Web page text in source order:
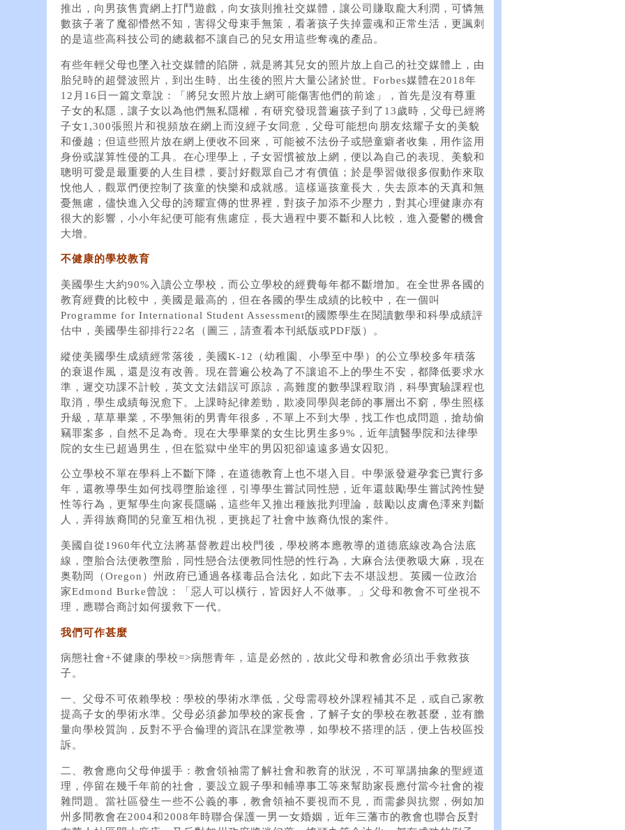
推出，向男孩售賣網上打鬥遊戲，向女孩則推社交媒體，讓公司賺取龐大利潤，可憐無
數孩子著了魔卻懵然不知，害得父母束手無策，看著孩子失掉靈魂和正常生活，更諷刺
的是這些高科技公司的總裁都不讓自己的兒女用這些奪魂的產品。
有些年輕父母也墜入社交媒體的陷阱，就是將其兒女的照片放上自己的社交媒體上，由
胎兒時的超聲波照片，到出生時、出生後的照片大量公諸於世。Forbes媒體在2018年
12月16日一篇文章說：「將兒女照片放上網可能傷害他們的前途」，首先是沒有尊重
子女的私隱，讓子女以為他們無私隱權，有研究發現普遍孩子到了13歲時，父母已經將
子女1,300張照片和視頻放在網上而沒經子女同意，父母可能想向朋友炫耀子女的美貌
和優越；但這些照片放在網上便收不回來，可能被不法份子或戀童癖者收集，用作盜用
身份或謀算性侵的工具。在心理學上，子女習慣被放上網，便以為自己的表現、美貌和
聰明可愛是最重要的人生目標，要討好觀眾自己才有價值；於是學習做很多假動作來取
悅他人，觀眾們便控制了孩童的快樂和成就感。這樣逼孩童長大，失去原本的天真和無
憂無慮，儘快進入父母的誇耀宣傳的世界裡，對孩子加添不少壓力，對其心理健康亦有
很大的影響，小小年紀便可能有焦慮症，長大過程中要不斷和人比較，進入憂鬱的機會
大增。
不健康的學校教育
美國學生大約90%入讀公立學校，而公立學校的經費每年都不斷增加。在全世界各國的
教育經費的比較中，美國是最高的，但在各國的學生成績的比較中，在一個叫
Programme for International Student Assessment的國際學生在閱讀數學和科學成績評
估中，美國學生卻排行22名（圖三，請查看本刊紙版或PDF版）。
縱使美國學生成績經常落後，美國K-12（幼稚園、小學至中學）的公立學校多年積落
的衰退作風，還是沒有改善。現在普遍公校為了不讓追不上的學生不安，都降低要求水
準，遲交功課不計較，英文文法錯誤可原諒，高難度的數學課程取消，科學實驗課程也
取消，學生成績每況愈下。上課時紀律差勁，欺凌同學與老師的事層出不窮，學生照樣
升級，草草畢業，不學無術的男青年很多，不單上不到大學，找工作也成問題，搶劫偷
竊罪案多，自然不足為奇。現在大學畢業的女生比男生多9%，近年讀醫學院和法律學
院的女生已超過男生，但在監獄中坐牢的男囚犯卻遠遠多過女囚犯。
公立學校不單在學科上不斷下降，在道德教育上也不堪入目。中學派發避孕套已實行多
年，還教導學生如何找尋墮胎途徑，引導學生嘗試同性戀，近年還鼓勵學生嘗試跨性變
性等行為，更幫學生向家長隱瞞，這些年又推出種族批判理論，鼓勵以皮膚色澤來判斷
人，弄得族裔間的兒童互相仇視，更挑起了社會中族裔仇恨的案件。
美國自從1960年代立法將基督教趕出校門後，學校將本應教導的道德底線改為合法底
線，墮胎合法便教墮胎，同性戀合法便教同性戀的性行為，大麻合法便教吸大麻，現在
奥勒岡（Oregon）州政府已通過各樣毒品合法化，如此下去不堪設想。英國一位政治
家Edmond Burke曾說：「惡人可以橫行，皆因好人不做事。」父母和教會不可坐視不
理，應聯合商討如何援救下一代。
我們可作甚麼
病態社會+不健康的學校=>病態青年，這是必然的，故此父母和教會必須出手救救孩
子。
一、父母不可依賴學校：學校的學術水準低，父母需尋校外課程補其不足，或自己家教
提高子女的學術水準。父母必須參加學校的家長會，了解子女的學校在教甚麼，並有膽
量向學校質詢，反對不乎合倫理的資訊在課堂教導，如學校不搭理的話，便上告校區投
訴。
二、教會應向父母伸援手：教會領袖需了解社會和教育的狀況，不可單講抽象的聖經道
理，停留在幾千年前的社會，要設立親子學和輔導事工等來幫助家長應付當今社會的複
雜問題。當社區發生一些不公義的事，教會領袖不要視而不見，而需參與抗禦，例如加
州多間教會在2004和2008年時聯合保護一男一女婚姻，近年三藩市的教會也聯合反對